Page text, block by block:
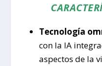
Tecnología
con la IA
aspectos de la